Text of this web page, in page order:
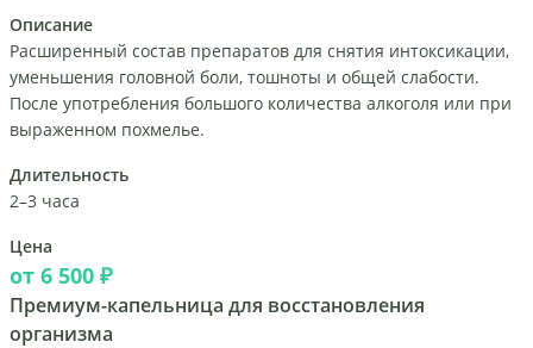
Описание
Расширенный состав препаратов для снятия интоксикации,
уменьшения головной боли, тошноты и общей слабости.
После употребления большого количества алкоголя или при
выраженном похмелье.
Длительность
2–3 часа
Цена
от 6 500 ₽
Премиум-капельница для восстановления
организма